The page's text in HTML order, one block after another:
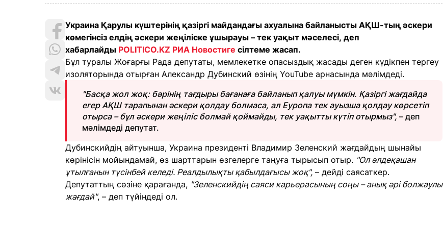
Украина Қарулы күштерінің қазіргі майдандағы ахуалына байланысты АҚШ-тың әскери
көмегінсіз елдің әскери жеңіліске ұшырауы – тек уақыт мәселесі, деп
хабарлайды POLITICO.KZ РИА Новостиге сілтеме жасап.
Бұл туралы Жоғарғы Рада депутаты, мемлекетке опасыздық жасады деген күдікпен тергеу
изоляторында отырған Александр Дубинский өзінің YouTube арнасында мәлімдеді.
"Басқа жол жоқ: бәрінің тағдыры бағанаға байланып қалуы мүмкін. Қазіргі жағдайда
егер АҚШ тарапынан әскери қолдау болмаса, ал Еуропа тек ауызша қолдау көрсетіп
отырса – бұл әскери жеңіліс болмай қоймайды, тек уақытты күтіп отырмыз", – деп
мәлімдеді депутат.
Дубинскийдің айтуынша, Украина президенті Владимир Зеленский жағдайдың шынайы
көрінісін мойындамай, өз шарттарын өзгелерге таңуға тырысып отыр. "Ол әлдеқашан
ұтылғанын түсінбей келеді. Реалдылықты қабылдағысы жоқ", – дейді саясаткер.
Депутаттың сөзіне қарағанда, "Зеленскийдің саяси карьерасының соңы – анық әрі болжаулы
жағдай", – деп түйіндеді ол.